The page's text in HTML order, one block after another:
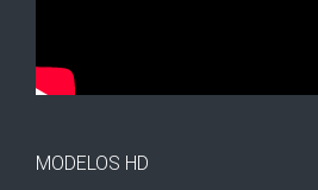
MODELOS HD